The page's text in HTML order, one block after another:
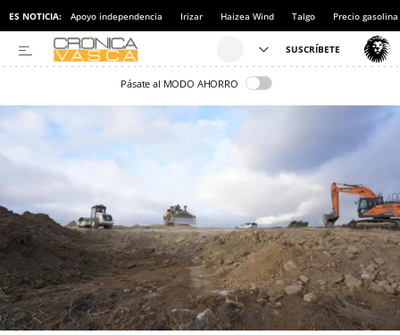
ES NOTICIA: Apoyo independencia Irizar Haizea Wind Talgo Precio gasolina
Pásate al MODO AHORRO